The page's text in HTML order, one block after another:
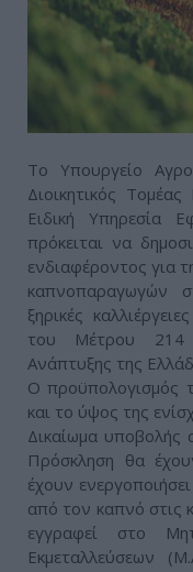
Το Υπουργείο
Διοικητικός
Ειδική Υπηρεσία
πρόκειται να
ενδιαφέροντος για
καπνοπαραγωγών
ξηρικές
του Μέτρου 214
Ανάπτυξης της
Ο προϋπολογισμός
και το ύψος της
Δικαίωμα υποβολής
Πρόσκληση θα
έχουν
από τον καπνό στις
εγγραφεί στο
Εκμεταλλεύσεων